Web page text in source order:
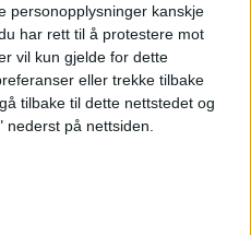
personopplysninger kanskje
har rett til å protestere mot
vil kun gjelde for dette
eller trekke tilbake
tilbake til dette nettstedet og
på nettsiden.
håndtering
håndterer slike